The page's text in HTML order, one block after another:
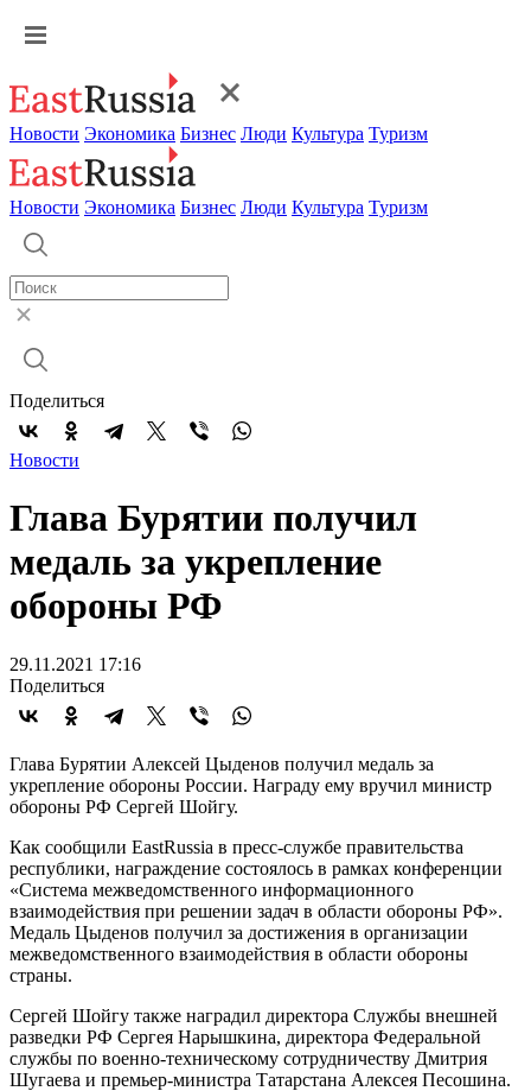
Новости Экономика Бизнес Люди Культура Туризм
Новости Экономика Бизнес Люди Культура Туризм
Поделиться
Новости
Глава Бурятии получил
медаль за укрепление
обороны РФ
29.11.2021 17:16
Поделиться
Глава Бурятии Алексей Цыденов получил медаль за
укрепление обороны России. Награду ему вручил министр
обороны РФ Сергей Шойгу.
Как сообщили EastRussia в пресс-службе правительства
республики, награждение состоялось в рамках конференции
«Система межведомственного информационного
взаимодействия при решении задач в области обороны РФ».
Медаль Цыденов получил за достижения в организации
межведомственного взаимодействия в области обороны
страны.
Сергей Шойгу также наградил директора Службы внешней
разведки РФ Сергея Нарышкина, директора Федеральной
службы по военно-техническому сотрудничеству Дмитрия
Шугаева и премьер-министра Татарстана Алексея Песошина.